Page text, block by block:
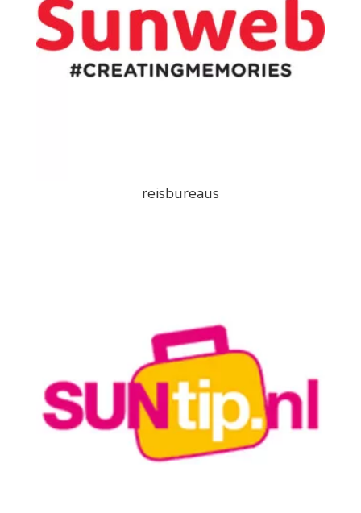
reisbureaus